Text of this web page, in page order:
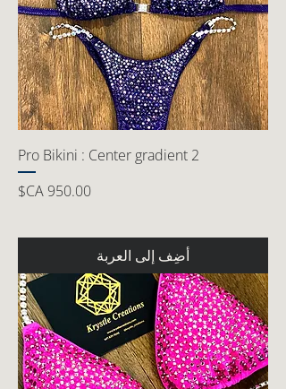
Pro Bikini : Center gradient 2
السعر
أضِف إلى العربة